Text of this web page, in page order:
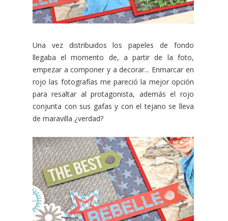
Una vez distribuidos los papeles de fondo
llegaba el momento de, a partir de la foto,
empezar a componer y a decorar... Enmarcar en
rojo las fotografías me pareció la mejor opción
para resaltar al protagonista, además el rojo
conjunta con sus gafas y con el tejano se lleva
de maravilla ¿verdad?